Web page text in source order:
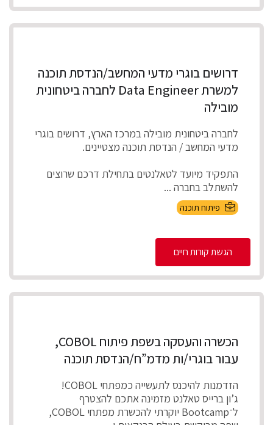
דרושים בוגרי מדעי המחשב/הנדסת תוכנה
למשרת Data Engineer לחברה ביטחונית
מובילה
לחברה ביטחונית מובילה במרכז הארץ, דרושים בוגרי
מדעי המחשב / הנדסת תוכנה מצטיינים.
התפקיד מיועד לטאלנטים בתחילת דרכם שרוצים
להשתלב בחברה ...
פיתוח תוכנה
הגשת קורות חיים
הכשרה והעסקה בשפת פיתוח COBOL,
עבור בוגרי/ות מדמ”ח/הנדסת תוכנה
הזדמנות להיכנס לתעשייה כמפתחי COBOL!
ג’ון ברייס טאלנט מזמינה אתכם להצטרף
ל־Bootcamp יוקרתי להכשרת מפתחי COBOL,